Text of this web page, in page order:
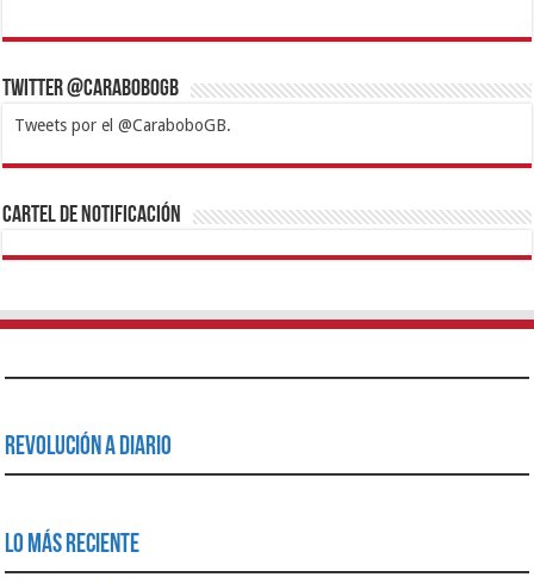
Twitter @CaraboboGB
Tweets por el @CaraboboGB.
1xbetBetturkeyBetistKralbetSupertotobetTipobetMatadorbetMariobet
https://mvbcasino.com/
Cartel de Notificación
Revolución a Diario
Lo Más Reciente